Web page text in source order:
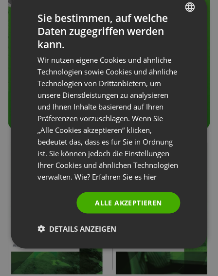
ENGLISH
GERMAN
POLISH
RUSSIAN
SPANISH
ITALIAN
Sie bestimmen, auf welche
Daten zugegriffen werden
kann.
Wir nutzen eigene Cookies und ähnliche
Technologien sowie Cookies und ähnliche
Technologien von Drittanbietern, um
unsere Dienstleistungen zu analysieren
und Ihnen Inhalte basierend auf Ihren
Präferenzen vorzuschlagen. Wenn Sie
„Alle Cookies akzeptieren“ klicken,
bedeutet das, dass es für Sie in Ordnung
ist. Sie können jedoch die Einstellungen
Ihrer Cookies und ähnlichen Technologien
verwalten. Wie? Erfahren Sie es hier
ALLE AKZEPTIEREN
DETAILS ANZEIGEN